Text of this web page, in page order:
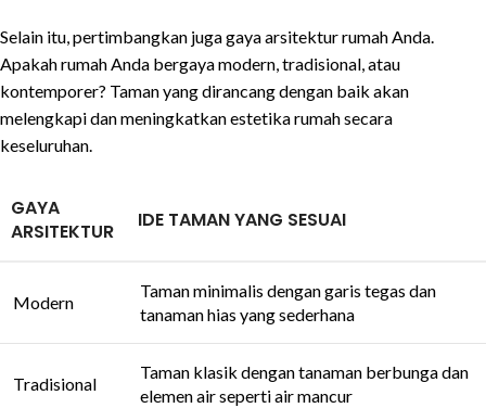
Selain itu, pertimbangkan juga gaya arsitektur rumah Anda.
Apakah rumah Anda bergaya modern, tradisional, atau
kontemporer? Taman yang dirancang dengan baik akan
melengkapi dan meningkatkan estetika rumah secara
keseluruhan.
GAYA
ARSITEKTUR
IDE TAMAN YANG SESUAI
Modern
Taman minimalis dengan garis tegas dan
tanaman hias yang sederhana
Tradisional
Taman klasik dengan tanaman berbunga dan
elemen air seperti air mancur